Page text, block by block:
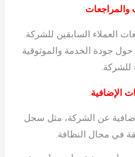
والمراجعات:
العملاء السابقين للشركة.
حول جودة الخدمة والموثوقية
للشركة.
الإضافية:
عن الشركة، مثل سجل
في مجال النظافة.